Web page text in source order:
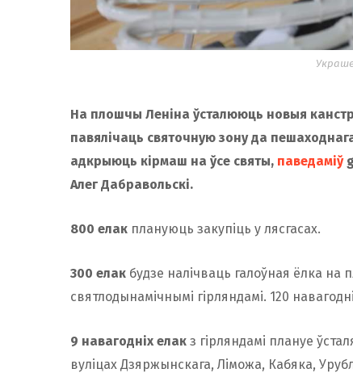
На плошчы Леніна ўсталююць новыя
павялічаць святочную зону да
адкрыюць кірмаш на ўсе святы, паведаміў
Алег Дабравольскі.
800 елак плануюць закупіць у лясгасах.
300 елак будзе налічваць галоўная ёлка
святлодынамічнымі гірляндамі. 120
9 навагодніх елак з гірляндамі плануе
вуліцах Дзяржынскага, Ліможа, Кабяка,